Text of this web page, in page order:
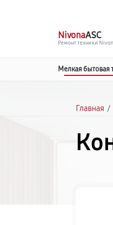
NivonaASC
Ремонт техники
Мелкая бытовая
Главная /